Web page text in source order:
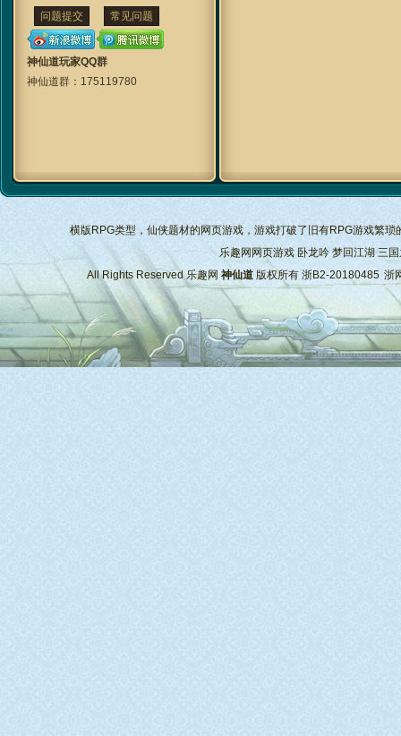
问题提交 常见问题
神仙道玩家QQ群
神仙道群： 175119780
横版RPG类型，仙侠题材的网页游戏，游戏打破了旧有RPG游戏繁
乐趣网网页游戏 卧龙吟 梦回江湖 三
All Rights Reserved乐趣网 神仙道 版权所有 浙B2-20180485 浙